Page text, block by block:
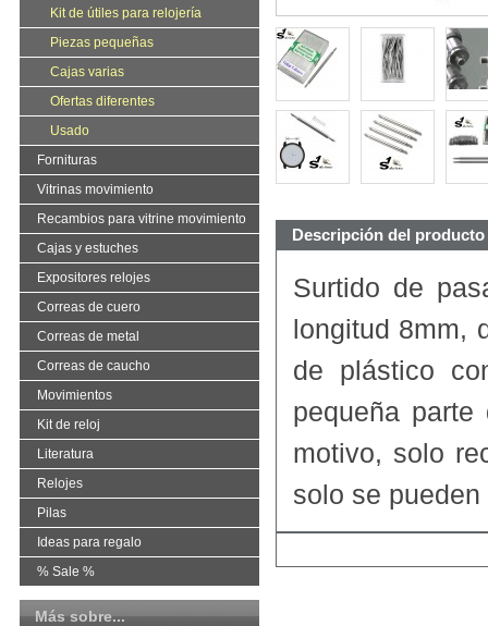
Descripción del producto
Surtido de
longitud 8mm,
de plástico
pequeña
motivo, solo
solo se
Kit de útiles para relojería
Piezas pequeñas
Cajas varias
Ofertas diferentes
Usado
Fornituras
Vitrinas movimiento
Recambios para vitrine movimiento
Cajas y estuches
Expositores relojes
Correas de cuero
Correas de metal
Correas de caucho
Movimientos
Kit de reloj
Literatura
Relojes
Pilas
Ideas para regalo
% Sale %
Más sobre...